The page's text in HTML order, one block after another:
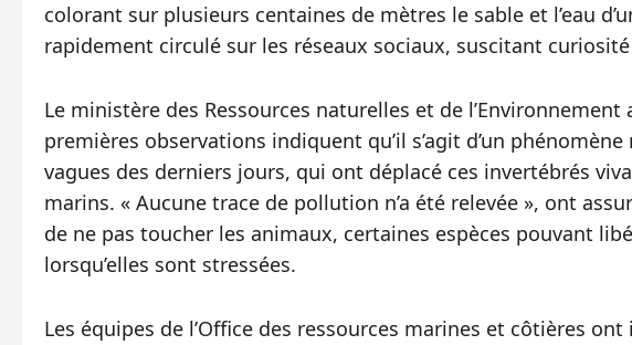
colorant sur plusieurs centaines de mètres le sable et l’eau
rapidement circulé sur les réseaux sociaux, suscitant
Le ministère des Ressources naturelles et de
premières observations indiquent qu’il s’agit d’un
vagues des derniers jours, qui ont déplacé ces invertébrés
marins. « Aucune trace de pollution n’a été relevée », ont
de ne pas toucher les animaux, certaines espèces pouvant
lorsqu’elles sont stressées.
Les équipes de l’Office des ressources marines et côtières